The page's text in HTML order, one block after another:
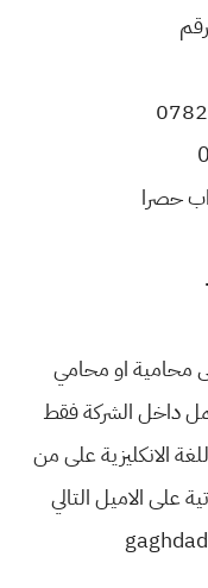
حصرا
محامية او محامي
داخل الشركة فقط
وجيد باللغة الانكليزية على من
على الاميل التالي